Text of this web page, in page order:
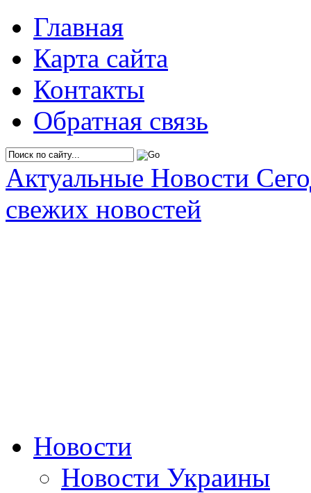
Главная
Карта сайта
Контакты
Обратная связь
Актуальные Новости
свежих новостей
Новости
Новости Украины